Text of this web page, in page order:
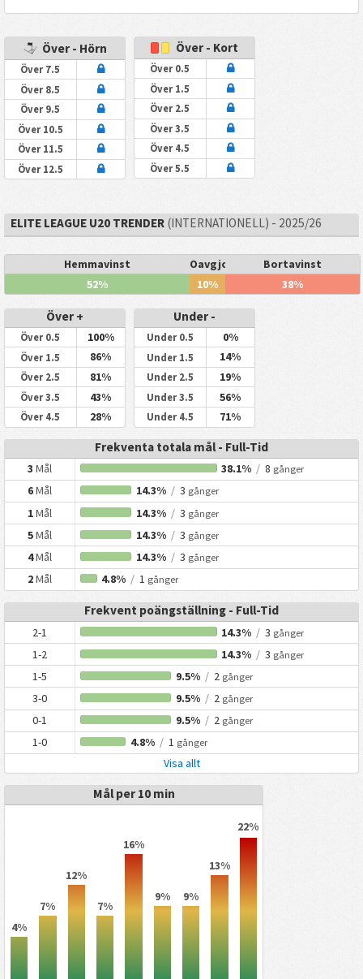
Över - Hörn
Över 7.5
Över 8.5
Över 9.5
Över 10.5
Över 11.5
Över 12.5
Över - Kort
Över 0.5
Över 1.5
Över 2.5
Över 3.5
Över 4.5
Över 5.5
ELITE LEAGUE U20 TRENDER(INTERNATIONELL) - 2025/26
Hemmavinst Oavgjort
Bortavinst
52%
10% 38%
Över +
Över 0.5 100%
Över 1.5 86%
Över 2.5 81%
Över 3.5 43%
Över 4.5 28%
Under -
Under 0.5 0%
Under 1.5 14%
Under 2.5 19%
Under 3.5 56%
Under 4.5 71%
Frekventa totala mål - Full-Tid
3Mål 38.1% / 8 gånger
6Mål 14.3% /3 gånger
1Mål 14.3% /3 gånger
5Mål 14.3% /3 gånger
4Mål 14.3% /3 gånger
2Mål 4.8% / 1 gånger
Frekvent poängställning - Full-Tid
2-1 14.3% / 3 gånger
1-2 14.3% / 3 gånger
1-5 9.5% /2 gånger
3-0 9.5% /2 gånger
0-1 9.5% /2 gånger
1-0 4.8% /1 gånger
Visa allt
Mål per 10 min
4%
7%
12%
7%
16%
9% 9%
13%
22%